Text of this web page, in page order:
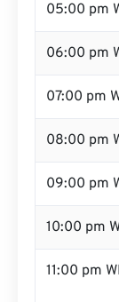
05:00 pm
06:00 pm
07:00 pm
08:00 pm
09:00 pm
10:00 pm
11:00 pm